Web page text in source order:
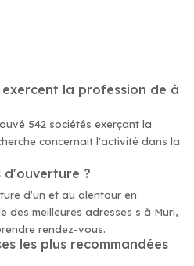
la profession de à
542 sociétés exerçant la
concernait l'activité dans la
d'ouverture ?
d'un et au alentour en
des meilleures adresses s à Muri,
rendez-vous.
les plus recommandées